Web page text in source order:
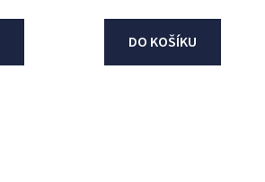
DO KOŠÍKU